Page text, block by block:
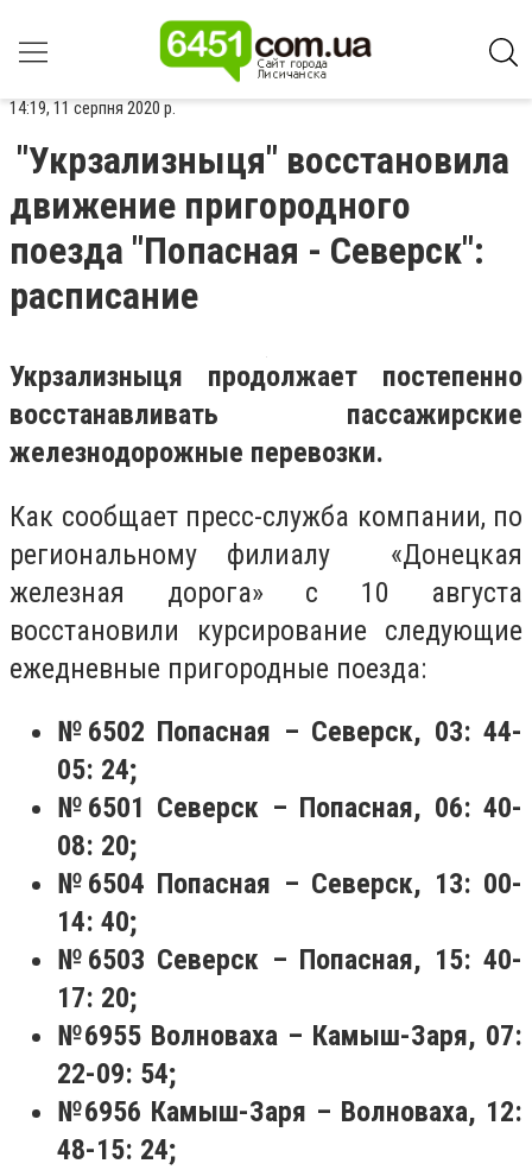
14:19, 11 серпня 2020 р.
"Укрзализныця" восстановила
движение пригородного
поезда "Попасная - Северск":
расписание
Укрзализныця продолжает постепенно
восстанавливать пассажирские
железнодорожные перевозки.
Как сообщает пресс-служба компании, по
региональному филиалу «Донецкая
железная дорога» с 10 августа
восстановили курсирование следующие
ежедневные пригородные поезда:
№6502 Попасная – Северск, 03: 44-
05: 24;
№6501 Северск – Попасная, 06: 40-
08: 20;
№6504 Попасная – Северск, 13: 00-
14: 40;
№6503 Северск – Попасная, 15: 40-
17: 20;
№6955 Волноваха – Камыш-Заря, 07:
22-09: 54;
№6956 Камыш-Заря – Волноваха, 12:
48-15: 24;